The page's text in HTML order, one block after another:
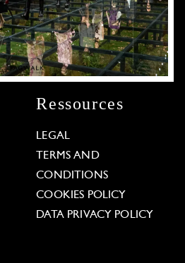
Ressources
LEGAL
TERMS AND
CONDITIONS
COOKIES POLICY
DATA PRIVACY POLICY